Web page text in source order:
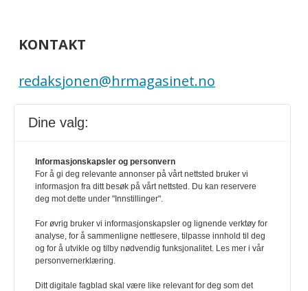
KONTAKT
redaksjonen@hrmagasinet.no
annonse@hrmagasinet.no
abonnement@hrmagasinet.no
SNARVEIER
Kontakt
Dine valg:
Informasjonskapsler og personvern
For å gi deg relevante annonser på vårt nettsted bruker vi
informasjon fra ditt besøk på vårt nettsted. Du kan reservere
deg mot dette under "Innstillinger".
For øvrig bruker vi informasjonskapsler og lignende verktøy for
analyse, for å sammenligne nettlesere, tilpasse innhold til deg
og for å utvikle og tilby nødvendig funksjonalitet. Les mer i vår
personvernerklæring.
Ditt digitale fagblad skal være like relevant for deg som det